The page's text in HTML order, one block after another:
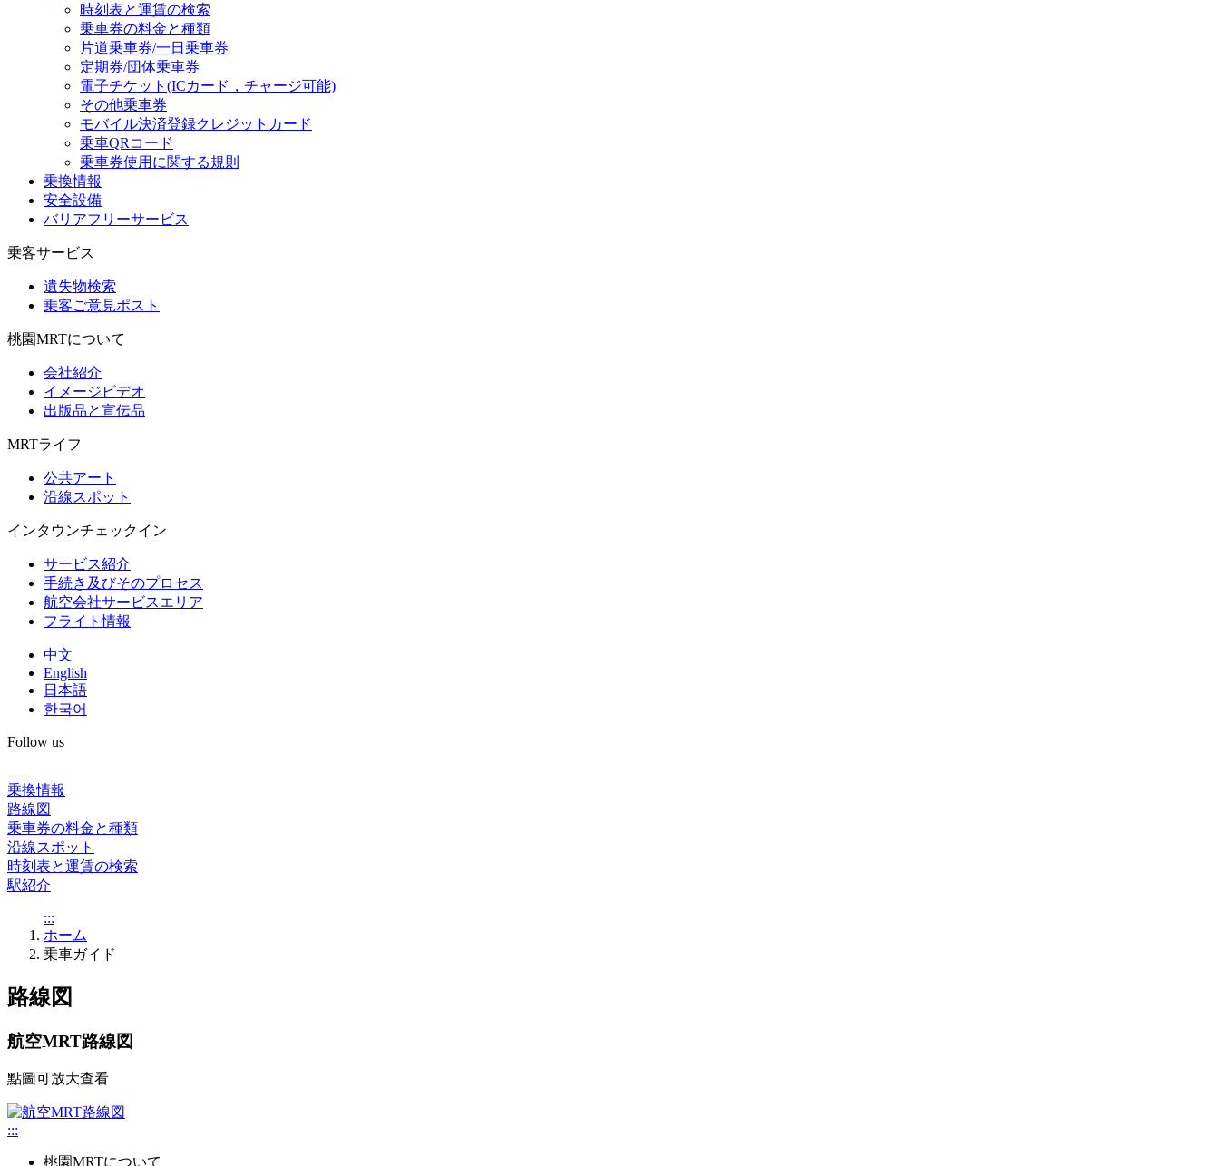
時刻表と運賃の検索
乗車券の料金と種類
片道乗車券/一日乗車券
定期券/団体乗車券
電子チケット(ICカード，チャージ可能)
その他乗車券
モバイル決済登録クレジットカード
乗車QRコード
乗車券使用に関する規則
乗換情報
安全設備
バリアフリーサービス
乗客サービス
遺失物検索
乗客ご意見ポスト
桃園MRTについて
会社紹介
イメージビデオ
出版品と宣伝品
MRTライフ
公共アート
沿線スポット
インタウンチェックイン
サービス紹介
手続き及びそのプロセス
航空会社サービスエリア
フライト情報
中文
English
日本語
한국어
Follow us
乗換情報
路線図
乗車券の料金と種類
沿線スポット
時刻表と運賃の検索
駅紹介
:::
ホーム
乗車ガイド
路線図
航空MRT路線図
點圖可放大查看
:::
桃園MRTについて